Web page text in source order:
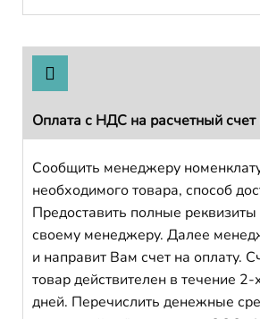
Оплата с НДС на расчетный счет
Сообщить менеджеру
необходимого товара, способ
Предоставить полные
своему менеджеру. Далее
и направит Вам счет на оплату.
товар действителен в течение 2-
дней. Перечислить денежные